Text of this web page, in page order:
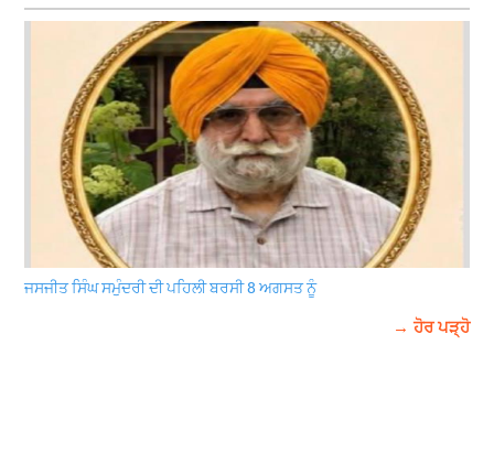
ਜਸਜੀਤ ਸਿੰਘ ਸਮੁੰਦਰੀ ਦੀ ਪਹਿਲੀ ਬਰਸੀ 8 ਅਗਸਤ ਨੂੰ
→ ਹੋਰ ਪੜ੍ਹੋ